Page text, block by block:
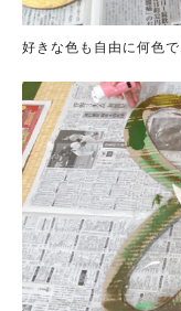
好きな色も自由に何色